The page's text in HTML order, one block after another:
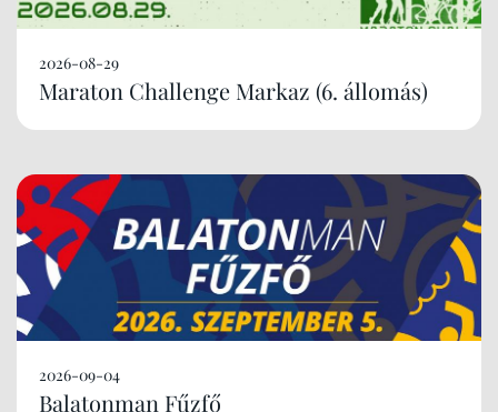
2026-08-29
Maraton Challenge Markaz (6. állomás)
2026-09-04
Balatonman Fűzfő